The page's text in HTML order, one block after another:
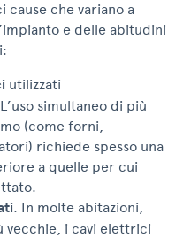
che variano a
e delle abitudini
utilizzati
simultaneo di più
(come forni,
richiede spesso una
a quelle per cui
. In molte abitazioni,
vecchie, i cavi elettrici